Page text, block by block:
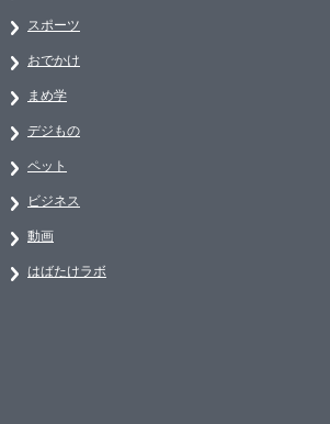
スポーツ
おでかけ
まめ学
デジもの
ペット
ビジネス
動画
はばたけラボ